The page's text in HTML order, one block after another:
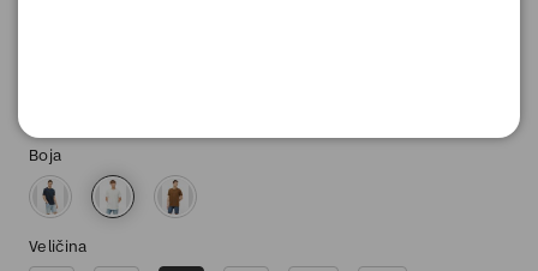
Boja
Veličina